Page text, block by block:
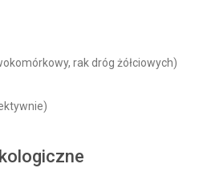
rak dróg żółciowych)